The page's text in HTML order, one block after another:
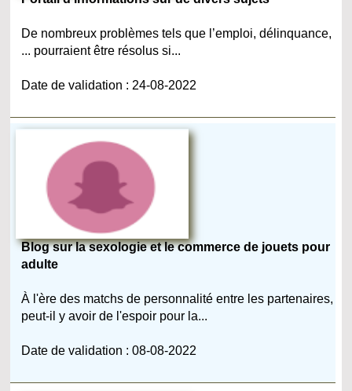
De nombreux problèmes tels que l’emploi, délinquance,
... pourraient être résolus si...
Date de validation : 24-08-2022
Blog sur la sexologie et le commerce de jouets pour
adulte
À l'ère des matchs de personnalité entre les partenaires,
peut-il y avoir de l'espoir pour la...
Date de validation : 08-08-2022